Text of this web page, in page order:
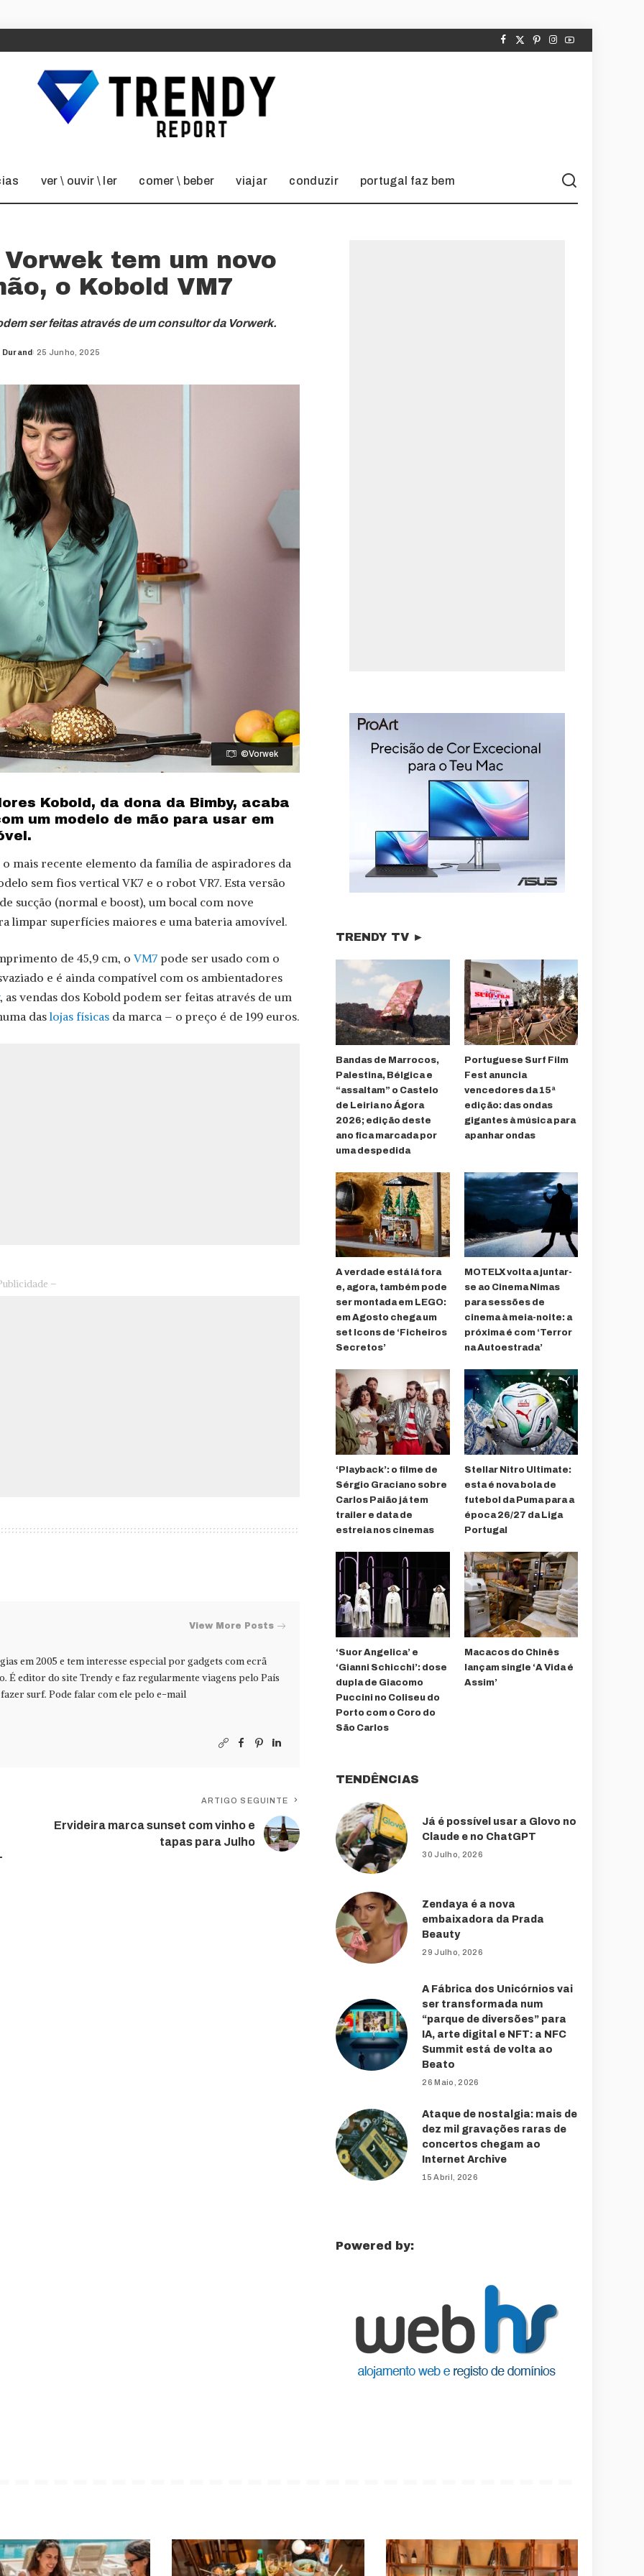
ver \ ouvir \ ler comer \ beber viajar conduzir portugal faz bem
tem um novo
o Kobold VM7
ser feitas através de um consultor da Vorwerk.
25 Junho, 2025
©Vorwek
Kobold, da dona da Bimby, acaba
um modelo de mão para usar em
o mais recente elemento da família de aspiradores da
sem fios vertical VK7 e o robot VR7. Esta versão
sucção (normal e boost), um bocal com nove
limpar superfícies maiores e uma bateria amovível.
de 45,9 cm, oVM7 pode ser usado com o
e é ainda compatível com os ambientadores
, as vendas dos Kobold podem ser feitas através de um
daslojas físicas da marca – o preço é de 199 euros.
–
View More Posts
em 2005 e tem interesse especial por gadgets com ecrã
É editor do site Trendy e faz regularmente viagens pelo País
surf. Pode falar com ele pelo e-mail
ARTIGO SEGUINTE
Ervideira marca sunset com vinho e
tapas para Julho
TRENDY TV ►
Bandas de Marrocos,
Palestina, Bélgica e
“assaltam” o Castelo
de Leiria no Ágora
2026; edição deste
ano fica marcada por
uma despedida
Portuguese Surf Film
Fest anuncia
vencedores da 15ª
edição: das ondas
gigantes à música para
apanhar ondas
A verdade está lá fora
e, agora, também pode
ser montada em LEGO:
em Agosto chega um
set Icons de ‘Ficheiros
Secretos’
MOTELX volta a juntar-
se ao Cinema Nimas
para sessões de
cinema à meia-noite: a
próxima é com ‘Terror
na Autoestrada’
‘Playback’: o filme de
Sérgio Graciano sobre
Carlos Paião já tem
trailer e data de
estreia nos cinemas
Stellar Nitro Ultimate:
esta é nova bola de
futebol da Puma para a
época 26/27 da Liga
Portugal
‘Suor Angelica’ e
‘Gianni Schicchi’: dose
dupla de Giacomo
Puccini no Coliseu do
Porto com o Coro do
São Carlos
Macacos do Chinês
lançam single ‘A Vida é
Assim’
TENDÊNCIAS
Já é possível usar a Glovo no
Claude e no ChatGPT
30 Julho, 2026
Zendaya é a nova
embaixadora da Prada
Beauty
29 Julho, 2026
A Fábrica dos Unicórnios vai
ser transformada num
“parque de diversões” para
IA, arte digital e NFT: a NFC
Summit está de volta ao
Beato
26 Maio, 2026
Ataque de nostalgia: mais de
dez mil gravações raras de
concertos chegam ao
Internet Archive
15 Abril, 2026
Powered by: